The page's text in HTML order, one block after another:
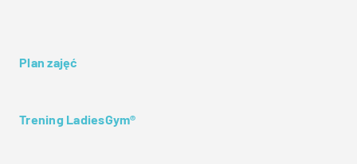
Plan zajęć
Trening LadiesGym®